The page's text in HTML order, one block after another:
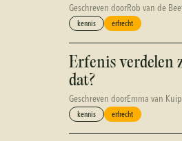
Geschreven doorRob van de
kennis erfrecht
Erfenis verdelen
dat?
Geschreven doorEmma van
kennis erfrecht